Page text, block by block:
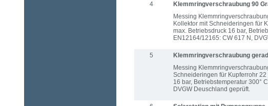
4
Klemmringverschraubung 90
Messing
Kollektor mit Schneideringen für
max. Betriebsdruck 16 bar,
EN12164/12165: CW 617 N,
5
Klemmringverschraubung
Messing
Schneideringen für Kupferrohr
16 bar, Betriebstemperatur 300°
DVGW Deuschland geprüft.